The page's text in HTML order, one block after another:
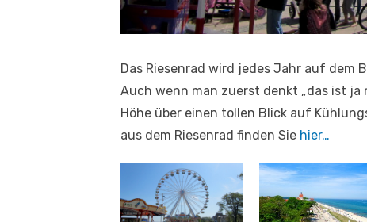
Das Riesenrad wird jedes Jahr auf dem
Auch wenn man zuerst denkt „das ist
Höhe über einen tollen Blick auf
aus dem Riesenrad finden Sie hier…